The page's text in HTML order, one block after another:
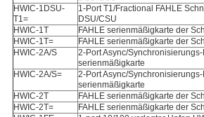
HWIC-1DSU-
T1=
1-Port T1/Fractional FAHLE
DSU/CSU
HWIC-1T
FAHLE serienmäßigkarte der
HWIC-1T=
FAHLE serienmäßigkarte der
HWIC-2A/S
2-Port Async/
serienmäßigkarte
HWIC-2A/S=
2-Port Async/
serienmäßigkarte
HWIC-2T
FAHLE serienmäßigkarte der
HWIC-2T=
FAHLE serienmäßigkarte der